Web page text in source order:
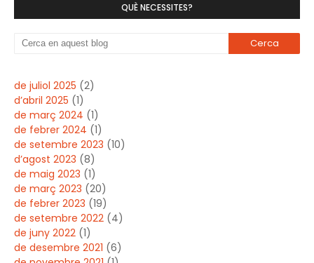
QUÈ NECESSITES?
de juliol 2025 (2)
d’abril 2025 (1)
de març 2024 (1)
de febrer 2024 (1)
de setembre 2023 (10)
d’agost 2023 (8)
de maig 2023 (1)
de març 2023 (20)
de febrer 2023 (19)
de setembre 2022 (4)
de juny 2022 (1)
de desembre 2021 (6)